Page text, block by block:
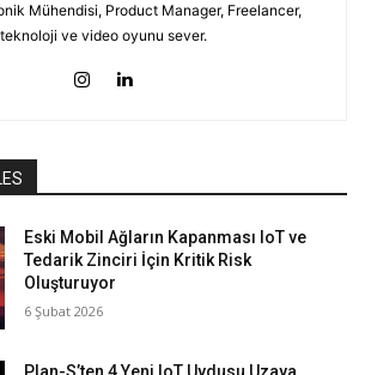
Mühendisi, Product Manager, Freelancer,
teknoloji ve video oyunu sever.
Eski Mobil Ağların Kapanması IoT ve
Tedarik Zinciri İçin Kritik Risk
Oluşturuyor
6 Şubat 2026